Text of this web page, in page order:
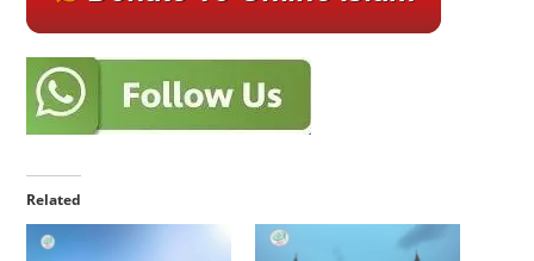
Related